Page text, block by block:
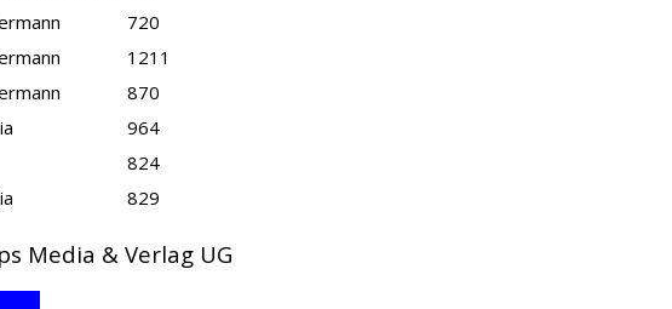
720
1211
870
964
824
829
Media & Verlag UG